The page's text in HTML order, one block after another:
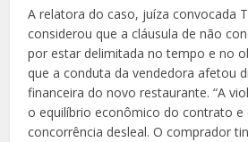
A relatora do caso, juíza convocada
considerou que a cláusula de não
por estar delimitada no tempo e no
que a conduta da vendedora afetou
financeira do novo restaurante. “A
o equilíbrio econômico do contrato e
concorrência desleal. O comprador